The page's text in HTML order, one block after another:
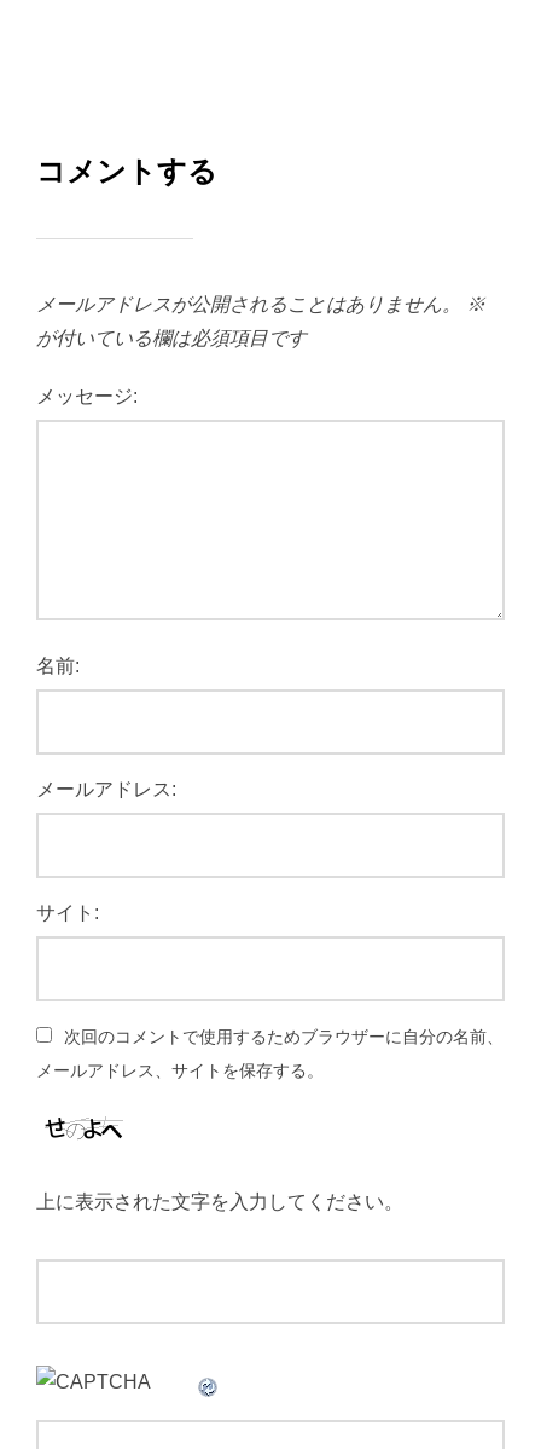
コメントする
メールアドレスが公開されることはありません。
※
が付いている欄は必須項目です
メッセージ:
名前:
メールアドレス:
サイト:
次回のコメントで使用するためブラウザーに自分の名前、
メールアドレス、サイトを保存する。
上に表示された文字を入力してください。